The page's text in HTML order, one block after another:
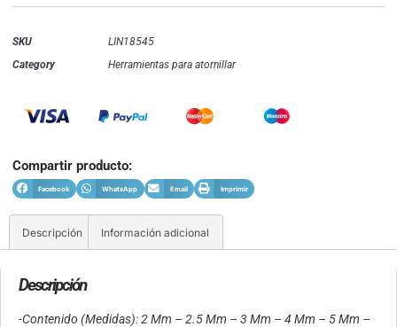
SKU
LIN18545
Category
Herramientas para atornillar
Compartir producto:
Facebook WhatsApp Email Imprimir
Descripción Información adicional
Descripción
-Contenido (Medidas): 2 Mm – 2.5 Mm – 3 Mm – 4 Mm – 5 Mm –